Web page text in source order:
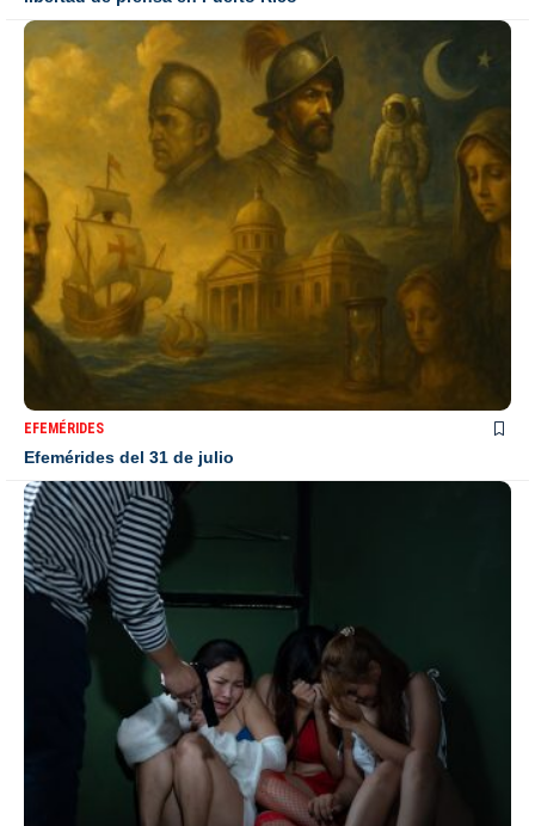
EFEMÉRIDES
Efemérides del 31 de julio